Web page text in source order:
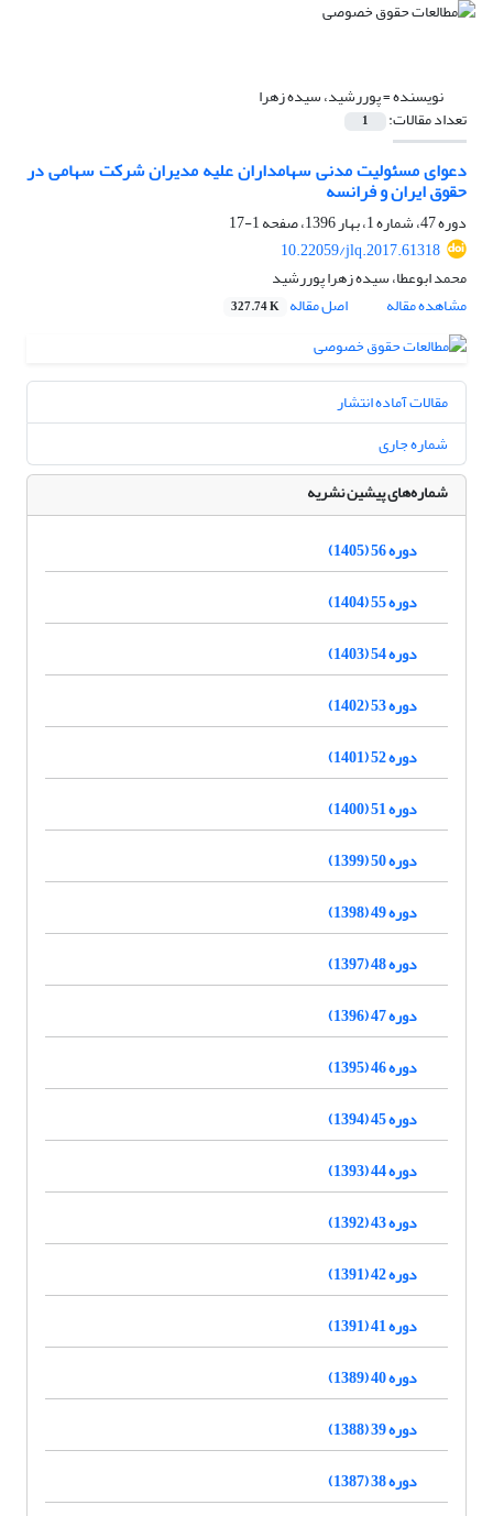
نویسنده =پوررشید، سیده زهرا
تعداد مقالات: 1
دعوای مسئولیت مدنی سهامداران علیه مدیران شرکت سهامی در
حقوق ایران و فرانسه
دوره 47، شماره 1، بهار 1396، صفحه
1-17
10.22059/jlq.2017.61318
محمد ابوعطا، سیده زهرا پوررشید
مشاهده مقاله
اصل مقاله 327.74 K
مقالات آماده انتشار
شماره جاری
شماره‌های پیشین نشریه
دوره 56 (1405)
دوره 55 (1404)
دوره 54 (1403)
دوره 53 (1402)
دوره 52 (1401)
دوره 51 (1400)
دوره 50 (1399)
دوره 49 (1398)
دوره 48 (1397)
دوره 47 (1396)
دوره 46 (1395)
دوره 45 (1394)
دوره 44 (1393)
دوره 43 (1392)
دوره 42 (1391)
دوره 41 (1391)
دوره 40 (1389)
دوره 39 (1388)
دوره 38 (1387)